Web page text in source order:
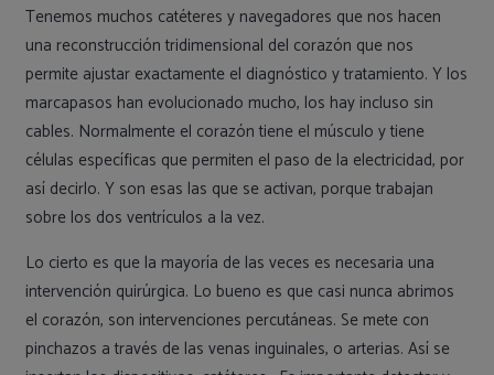
Tenemos muchos catéteres y navegadores que nos hacen
una reconstrucción tridimensional del corazón que nos
permite ajustar exactamente el diagnóstico y tratamiento. Y los
marcapasos han evolucionado mucho, los hay incluso sin
cables. Normalmente el corazón tiene el músculo y tiene
células específicas que permiten el paso de la electricidad, por
así decirlo. Y son esas las que se activan, porque trabajan
sobre los dos ventrículos a la vez.
Lo cierto es que la mayoría de las veces es necesaria una
intervención quirúrgica. Lo bueno es que casi nunca abrimos
el corazón, son intervenciones percutáneas. Se mete con
pinchazos a través de las venas inguinales, o arterias. Así se